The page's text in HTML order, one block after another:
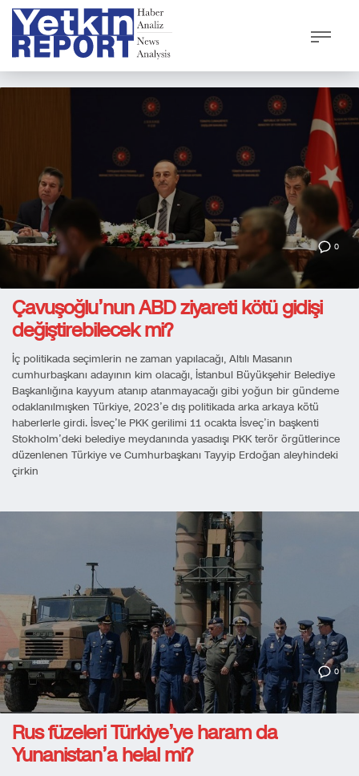
0
Çavuşoğlu’nun ABD ziyareti kötü gidişi
değiştirebilecek mi?
İç politikada seçimlerin ne zaman yapılacağı, Altılı Masanın
cumhurbaşkanı adayının kim olacağı, İstanbul Büyükşehir Belediye
Başkanlığına kayyum atanıp atanmayacağı gibi yoğun bir gündeme
odaklanılmışken Türkiye, 2023’e dış politikada arka arkaya kötü
haberlerle girdi. İsveç’le PKK gerilimi 11 ocakta İsveç’in başkenti
Stokholm’deki belediye meydanında yasadışı PKK terör örgütlerince
düzenlenen Türkiye ve Cumhurbaşkanı Tayyip Erdoğan aleyhindeki
çirkin
0
Rus füzeleri Türkiye’ye haram da
Yunanistan’a helal mi?